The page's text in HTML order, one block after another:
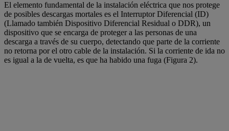
El elemento fundamental de la instalación eléctrica que nos protege
de posibles descargas mortales es el Interruptor Diferencial (ID)
(Llamado también Dispositivo Diferencial Residual o DDR), un
dispositivo que se encarga de proteger a las personas de una
descarga a través de su cuerpo, detectando que parte de la corriente
no retorna por el otro cable de la instalación. Si la corriente de ida no
es igual a la de vuelta, es que ha habido una fuga (Figura 2).